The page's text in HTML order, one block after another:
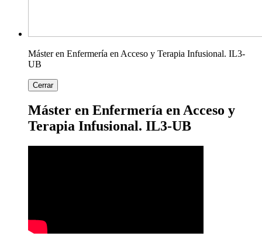
Máster en Enfermería en Acceso y Terapia Infusional. IL3-
UB
Cerrar
Máster en Enfermería en Acceso y
Terapia Infusional. IL3-UB